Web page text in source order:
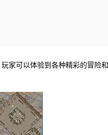
家可以体验到各种精彩的冒险和